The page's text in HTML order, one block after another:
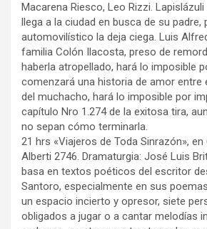
Macarena Riesco, Leo Rizzi.
llega a la ciudad en busca de su padre,
automovilístico la deja ciega. Luis
familia Colón Ilacosta, preso de
haberla atropellado, hará lo imposible
comenzará una historia de amor entre
del muchacho, hará lo imposible por
capítulo Nro 1.274 de la exitosa tira,
no sepan cómo terminarla.
21 hrs «Viajeros de Toda Sinrazón»,
Alberti 2746. Dramaturgia: José Luis
basa en textos poéticos del escritor
Santoro, especialmente en sus
un espacio incierto y opresor, siete
obligados a jugar o a cantar melodías